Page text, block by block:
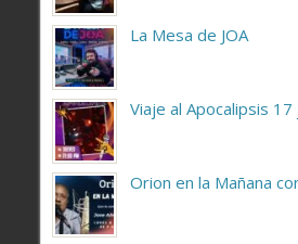
La Mesa de JOA
Viaje al Apocalipsis 17
Orion en la Mañana